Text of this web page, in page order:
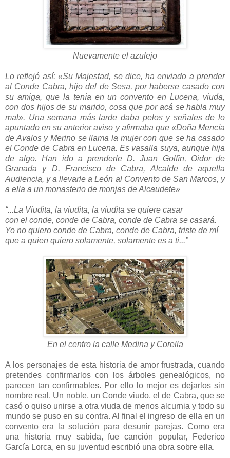
Nuevamente el azulejo
Lo reflejó así: «Su Majestad, se dice, ha enviado a prender
al Conde Cabra, hijo del de Sesa, por haberse casado con
su amiga, que la tenía en un convento en Lucena, viuda,
con dos hijos de su marido, cosa que por acá se habla muy
mal». Una semana más tarde daba pelos y señales de lo
apuntado en su anterior aviso y afirmaba que «Doña Mencía
de Avalos y Merino se llama la mujer con que se ha casado
el Conde de Cabra en Lucena. Es vasalla suya, aunque hija
de algo. Han ido a prenderle D. Juan Golfín, Oidor de
Granada y D. Francisco de Cabra, Alcalde de aquella
Audiencia, y a llevarle a León al Convento de San Marcos, y
a ella a un monasterio de monjas de Alcaudete»
“...La Viudita, la viudita, la viudita se quiere casar
con el conde, conde de Cabra, conde de Cabra se casará.
Yo no quiero conde de Cabra, conde de Cabra, triste de mí
que a quien quiero solamente, solamente es a ti...”
En el centro la calle Medina y Corella
A los personajes de esta historia de amor frustrada, cuando
pretendes confirmarlos con los árboles genealógicos, no
parecen tan confirmables. Por ello lo mejor es dejarlos sin
nombre real. Un noble, un Conde viudo, el de Cabra, que se
casó o quiso unirse a otra viuda de menos alcurnia y todo su
mundo se puso en su contra. Al final el ingreso de ella en un
convento era la solución para desunir parejas. Como era
una historia muy sabida, fue canción popular, Federico
García Lorca, en su juventud escribió una obra sobre ella.